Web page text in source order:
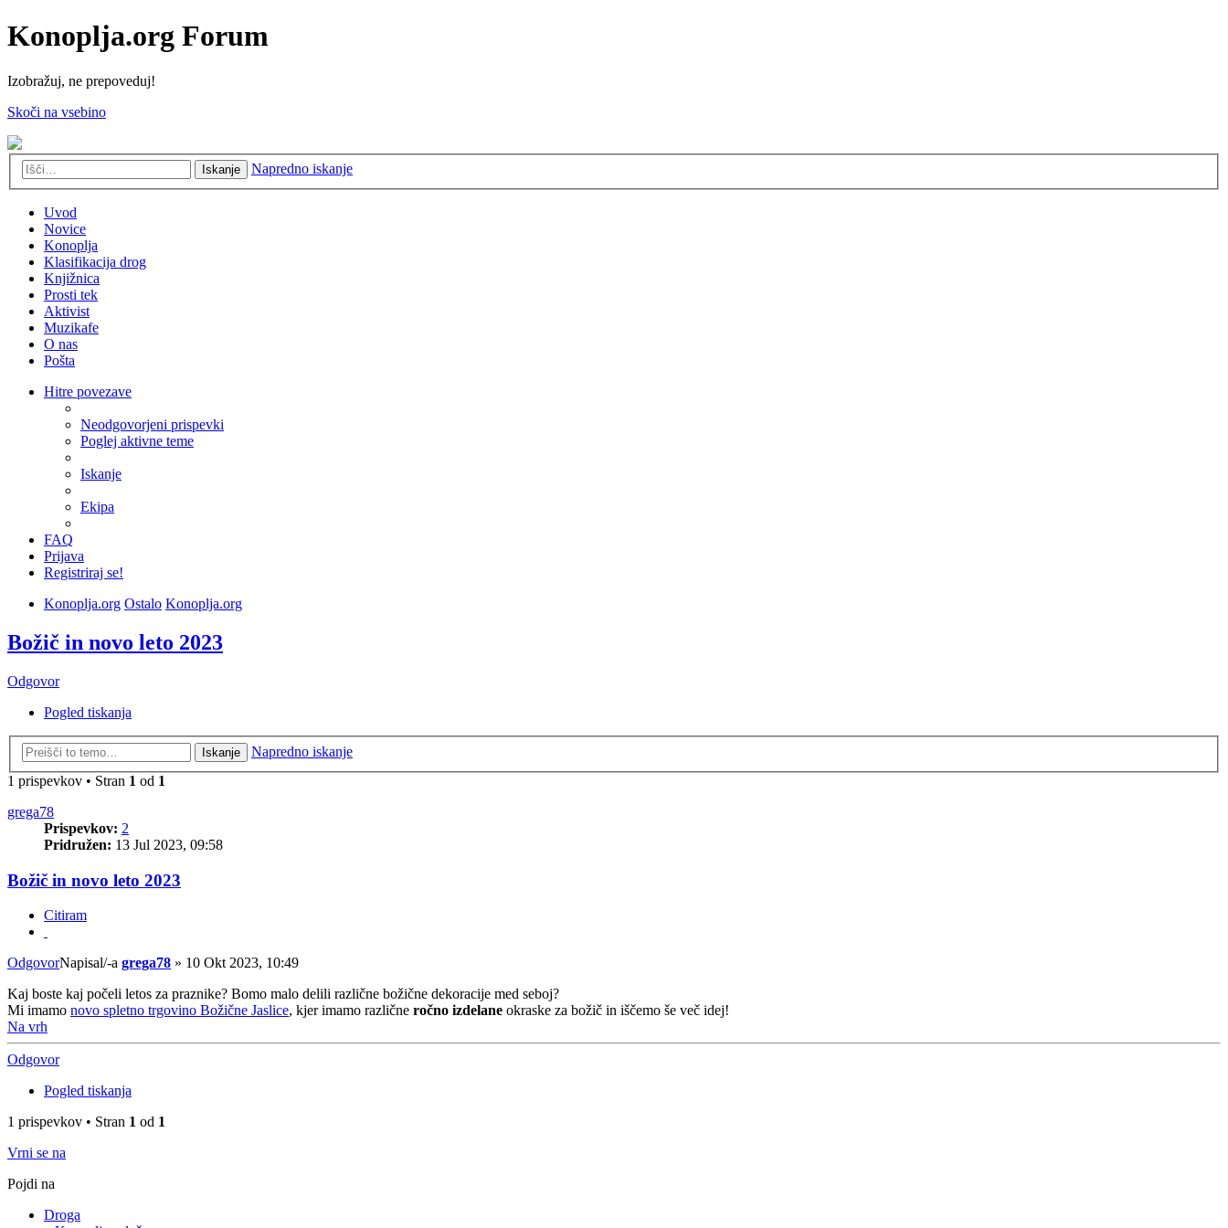
Konoplja.org Forum
Izobražuj, ne prepoveduj!
Skoči na vsebino
Iskanje Napredno iskanje
Uvod
Novice
Konoplja
Klasifikacija drog
Knjižnica
Prosti tek
Aktivist
Muzikafe
O nas
Pošta
Hitre povezave
Neodgovorjeni prispevki
Poglej aktivne teme
Iskanje
Ekipa
FAQ
Prijava
Registriraj se!
Konoplja.org Ostalo Konoplja.org
Božič in novo leto 2023
Odgovor
Pogled tiskanja
Iskanje
Napredno iskanje
1 prispevkov • Stran 1 od 1
grega78
Prispevkov: 2
Pridružen: 13 Jul 2023, 09:58
Božič in novo leto 2023
Citiram
OdgovorNapisal/-a grega78 » 10 Okt 2023, 10:49
Kaj boste kaj počeli letos za praznike? Bomo malo delili različne božične dekoracije med seboj?
Mi imamo novo spletno trgovino Božične Jaslice, kjer imamo različne ročno izdelane okraske za božič in iščemo še več idej!
Na vrh
Odgovor
Pogled tiskanja
1 prispevkov • Stran 1 od 1
Vrni se na
Pojdi na
Droga